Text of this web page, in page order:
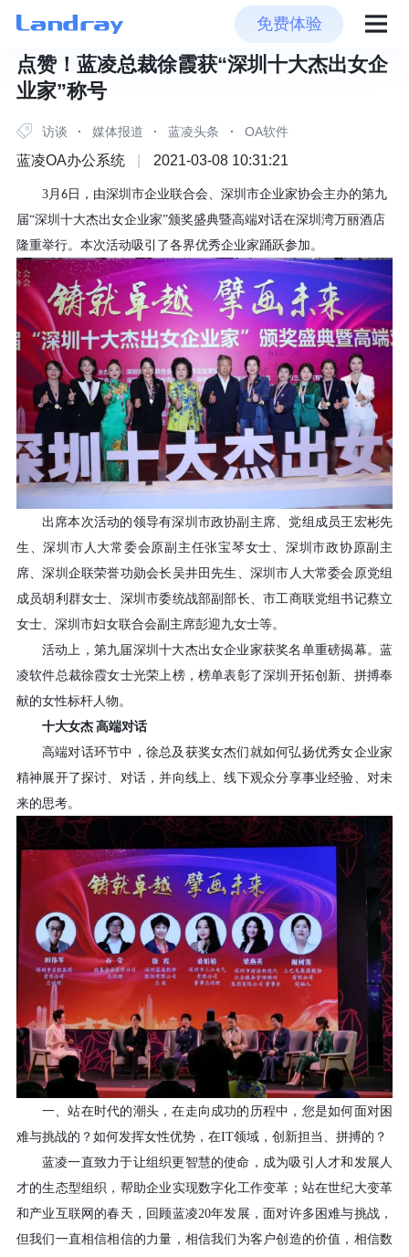
免费体验
点赞！蓝凌总裁徐霞获“深圳十大杰出女企
业家”称号
访谈 · 媒体报道 · 蓝凌头条 · OA软件
蓝凌OA办公系统 2021-03-08 10:31:21
3月 6日，由深圳市企业联合会、深圳市企业家协会主办的第九
届“深圳十大杰出女企业家”颁奖盛典暨高端对话在深圳湾万丽酒店
隆重举行。本次活动吸引了各界优秀企业家踊跃参加。
出席本次活动的领导有深圳市政协副主席、党组成员王宏彬先
生、深圳市人大常委会原副主任张宝琴女士、深圳市政协原副主
席、深圳企联荣誉功勋会长吴井田先生、深圳市人大常委会原党组
成员胡利群女士、深圳市委统战部副部长、市工商联党组书记蔡立
女士、深圳市妇女联合会副主席彭迎九女士等。
活动上，第九届深圳十大杰出女企业家获奖名单重磅揭幕。蓝
凌软件总裁徐霞女士光荣上榜，榜单表彰了深圳开拓创新、拼搏奉
献的女性标杆人物。
十大女杰 高端对话
高端对话环节中，徐总及获奖女杰们就如何弘扬优秀女企业家
精神展开了探讨、对话，并向线上、线下观众分享事业经验、对未
来的思考。
一、站在时代的潮头，在走向成功的历程中，您是如何面对困
难与挑战的？如何发挥女性优势，在IT领域，创新担当、拼搏的？
蓝凌一直致力于让组织更智慧的使命，成为吸引人才和发展人
才的生态型组织，帮助企业实现数字化工作变革；站在世纪大变革
和产业互联网的春天，回顾蓝凌20年发展，面对许多困难与挑战，
但我们一直相信相信的力量，相信我们为客户创造的价值，相信数